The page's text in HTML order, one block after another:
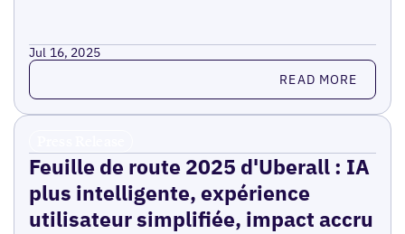
Jul 16, 2025
Read more READ MORE
Feuille de route 2025 d'Uberall : IA
plus intelligente, expérience
utilisateur simplifiée, impact accru